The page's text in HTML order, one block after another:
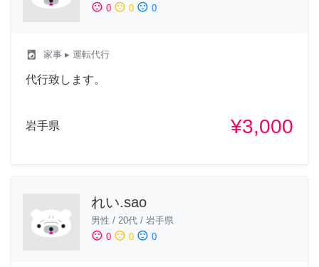
sentiment_satisfied 0 sentiment_neutral 0 sentiment_dissatisfied 0
local_laundry_service 家事 ▸ 運転代行
代行致します。
岩手県 ¥3,000
れい.sao
男性 / 20代 / 岩手県
sentiment_satisfied 0 sentiment_neutral 0 sentiment_dissatisfied 0